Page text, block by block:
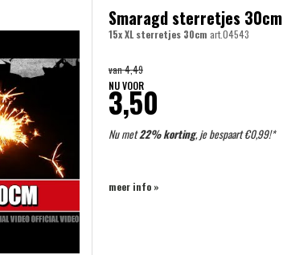
Smaragd sterretjes 30cm
15x XL sterretjes 30cm art.04543
van4,49
NU VOOR
3,50
Nu met22% korting, je bespaart €0,99!*
meer info »